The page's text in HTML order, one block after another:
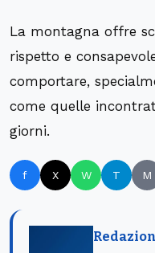
La montagna offre
rispetto e
comportare,
come quelle
giorni.
f X W T M